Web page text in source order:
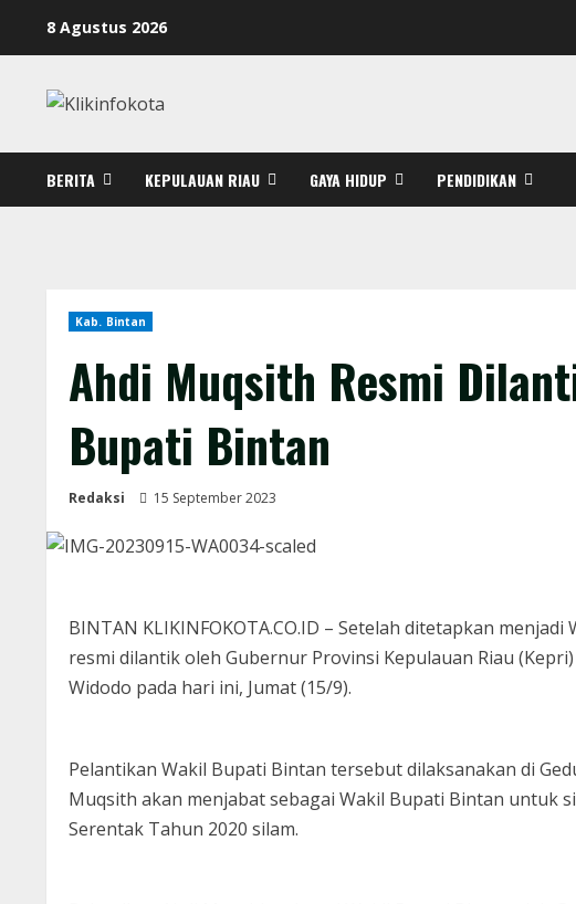
8 Agustus 2026
BERITA KEPULAUAN RIAU GAYA HIDUP PENDIDIKAN
Kab. Bintan
Ahdi Muqsith Resmi
Bupati Bintan
Redaksi 15 September 2023
BINTAN KLIKINFOKOTA.CO.ID – Setelah ditetapkan
resmi dilantik oleh Gubernur Provinsi Kepulauan Riau
Widodo pada hari ini, Jumat (15/9).
Pelantikan Wakil Bupati Bintan tersebut dilaksanakan di
Muqsith akan menjabat sebagai Wakil Bupati Bintan untuk
Serentak Tahun 2020 silam.